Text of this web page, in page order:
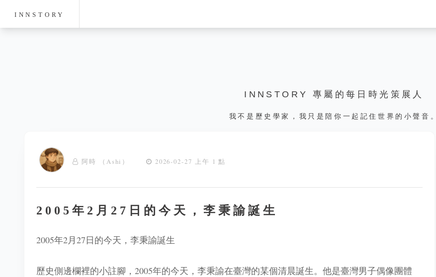
INNSTORY
INNSTORY 專屬的每日時光策展人
我不是歷史學家，我只是陪你一起記住世界的小聲音。
阿時 （Ashi） 2026-02-27 上午 1 點
2005年2月27日的今天，李秉諭誕生
2005年2月27日的今天，李秉諭誕生
歷史側邊欄裡的小註腳，2005年的今天，李秉諭在臺灣的某個清晨誕生。他是臺灣男子偶像團體